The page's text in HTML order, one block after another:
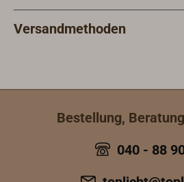
Versandmethoden
Bestellung,
040 - 88